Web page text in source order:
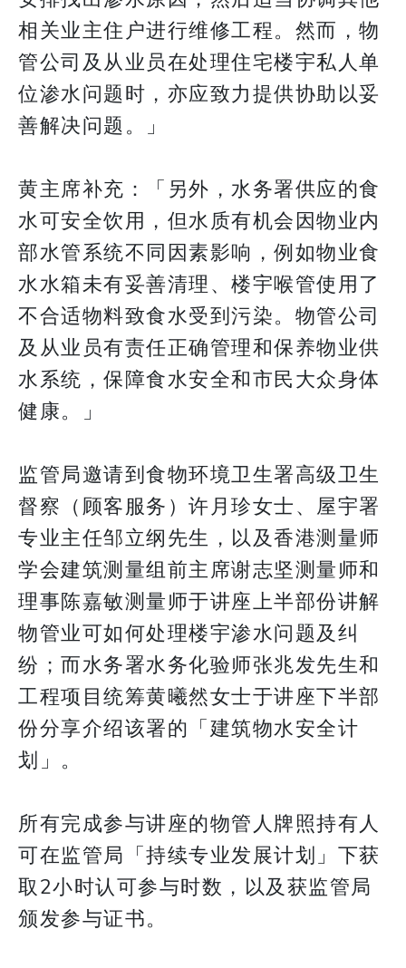
相关业主住户进行维修工程。然而，物
管公司及从业员在处理住宅楼宇私人单
位渗水问题时，亦应致力提供协助以妥
善解决问题。」
黄主席补充：「另外，水务署供应的食
水可安全饮用，但水质有机会因物业内
部水管系统不同因素影响，例如物业食
水水箱未有妥善清理、楼宇喉管使用了
不合适物料致食水受到污染。物管公司
及从业员有责任正确管理和保养物业供
水系统，保障食水安全和市民大众身体
健康。」
监管局邀请到食物环境卫生署高级卫生
督察（顾客服务）许月珍女士、屋宇署
专业主任邹立纲先生，以及香港测量师
学会建筑测量组前主席谢志坚测量师和
理事陈嘉敏测量师于讲座上半部份讲解
物管业可如何处理楼宇渗水问题及纠
纷；而水务署水务化验师张兆发先生和
工程项目统筹黄曦然女士于讲座下半部
份分享介绍该署的「建筑物水安全计
划」。
所有完成参与讲座的物管人牌照持有人
可在监管局「持续专业发展计划」下获
取2小时认可参与时数，以及获监管局
颁发参与证书。